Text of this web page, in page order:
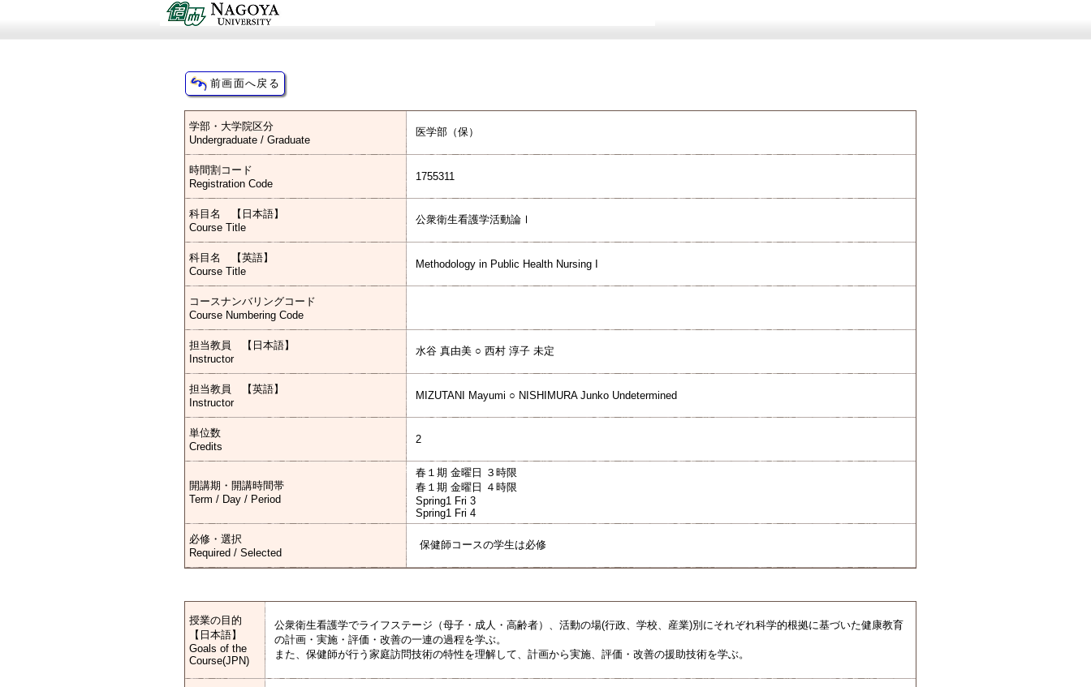
学部・大学院区分
Undergraduate / Graduate
医学部（保）
時間割コード
Registration Code
1755311
科目名 【日本語】
Course Title
公衆衛生看護学活動論Ⅰ
科目名 【英語】
Course Title
Methodology in Public Health Nursing I
コースナンバリングコード
Course Numbering Code
担当教員 【日本語】
Instructor
水谷 真由美 ○ 西村 淳子 未定
担当教員 【英語】
Instructor
MIZUTANI Mayumi ○ NISHIMURA Junko Undetermined
単位数
Credits
2
開講期・開講時間帯
Term / Day / Period
春１期 金曜日 ３時限
春１期 金曜日 ４時限
Spring1 Fri 3
Spring1 Fri 4
必修・選択
Required / Selected
保健師コースの学生は必修
授業の目的
【日本語】
Goals of the
Course(JPN)
公衆衛生看護学でライフステージ（母子・成人・高齢者）、活動の場(行政、学校、産業)別にそれぞれ科学的根拠に基づいた健康教育
の計画・実施・評価・改善の一連の過程を学ぶ。
また、保健師が行う家庭訪問技術の特性を理解して、計画から実施、評価・改善の援助技術を学ぶ。